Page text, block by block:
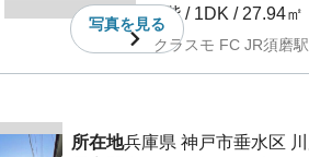
写真を見る
3階 / 1DK / 27.94㎡
クラスモ FC JR須磨
所在地兵庫県 神戸市垂水区